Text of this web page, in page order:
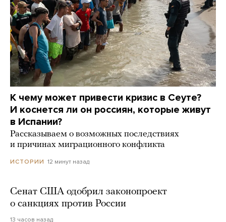
К чему может привести кризис в Сеуте?
И коснется ли он россиян, которые живут
в Испании?
Рассказываем о возможных последствиях
и причинах миграционного конфликта
ИСТОРИИ 12 минут назад
Сенат США одобрил законопроект
о санкциях против России
13 часов назад